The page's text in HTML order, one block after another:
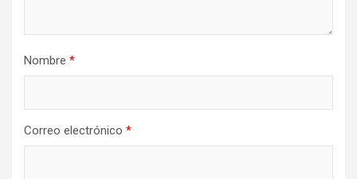
Nombre *
Correo electrónico *